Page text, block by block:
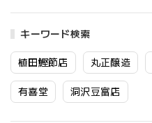
キーワード検索
植田鰹節店 丸正醸造
有喜堂 洞沢豆富店